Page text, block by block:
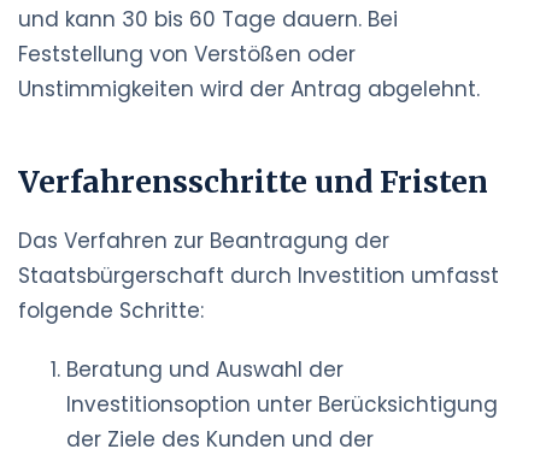
und kann 30 bis 60 Tage dauern. Bei
Feststellung von Verstößen oder
Unstimmigkeiten wird der Antrag abgelehnt.
Verfahrensschritte und Fristen
Das Verfahren zur Beantragung der
Staatsbürgerschaft durch Investition umfasst
folgende Schritte:
Beratung und Auswahl der
Investitionsoption unter Berücksichtigung
der Ziele des Kunden und der